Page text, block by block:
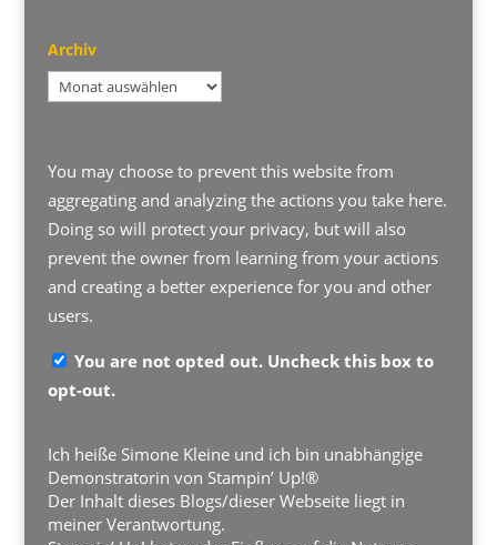
Archiv
Archiv
You may choose to prevent this website from
aggregating and analyzing the actions you take here.
Doing so will protect your privacy, but will also
prevent the owner from learning from your actions
and creating a better experience for you and other
users.
You are not opted out. Uncheck this box to
opt-out.
Ich heiße Simone Kleine und ich bin unabhängige
Demonstratorin von Stampin’ Up!®
Der Inhalt dieses Blogs/dieser Webseite liegt in
meiner Verantwortung.